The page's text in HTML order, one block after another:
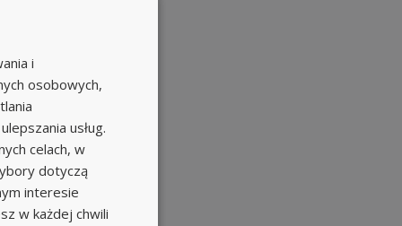
i
osobowych,
usług.
celach, w
dotyczą
interesie
w każdej chwili